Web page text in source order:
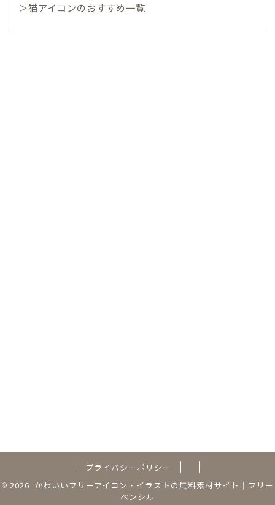
＞猫アイコンのおすすめ一覧
プライバシーポリシー
2026 かわいいフリーアイコン・イラストの無料素材サイト｜フリー
ペンシル